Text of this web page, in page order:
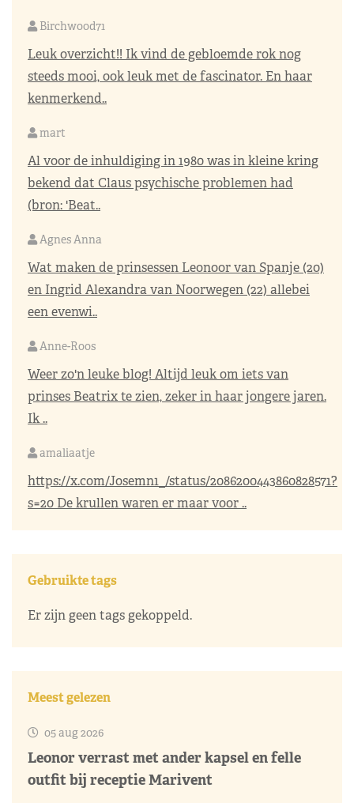
Birchwood71
Leuk overzicht!! Ik vind de gebloemde rok nog
steeds mooi, ook leuk met de fascinator. En haar
kenmerkend..
mart
Al voor de inhuldiging in 1980 was in kleine kring
bekend dat Claus psychische problemen had
(bron: 'Beat..
Agnes Anna
Wat maken de prinsessen Leonoor van Spanje (20)
en Ingrid Alexandra van Noorwegen (22) allebei
een evenwi..
Anne-Roos
Weer zo'n leuke blog! Altijd leuk om iets van
prinses Beatrix te zien, zeker in haar jongere jaren.
Ik ..
amaliaatje
https://x.com/Josemn1_/status/2086200443860828571?
s=20 De krullen waren er maar voor ..
Gebruikte tags
Er zijn geen tags gekoppeld.
Meest gelezen
05 aug 2026
Leonor verrast met ander kapsel en felle
outfit bij receptie Marivent